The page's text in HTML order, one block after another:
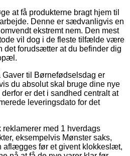
at få produkterne bragt hjem til
Denne er sædvanligvis en
ekstremt nem. Den mest
vil dog i de fleste tilfælde være
det forudsætter at du befinder dig
til Børnefødselsdag er
du absolut skal bruge dine nye
er det i sandhed centralt at
leveringsdato for det
reklamerer med 1 hverdags
eksempelvis Mønster saks,
aflægges før et givent klokkeslæt,